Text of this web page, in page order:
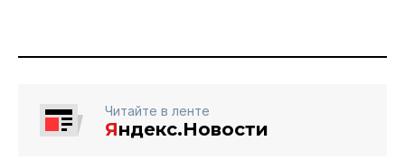
Читайте в ленте
Яндекс.Новости